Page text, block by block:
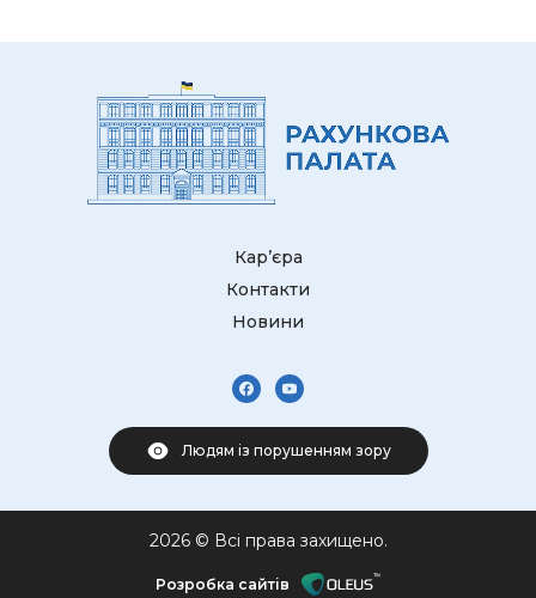
Кар’єра
Контакти
Новини
Людям із порушенням зору
2026 © Всі права захищено.
Розробка сайтів